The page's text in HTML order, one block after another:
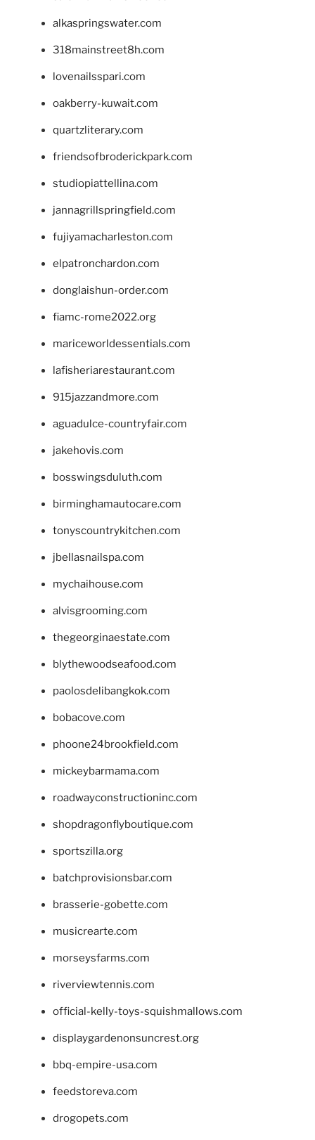
alkaspringswater.com
318mainstreet8h.com
lovenailsspari.com
oakberry-kuwait.com
quartzliterary.com
friendsofbroderickpark.com
studiopiattellina.com
jannagrillspringfield.com
fujiyamacharleston.com
elpatronchardon.com
donglaishun-order.com
fiamc-rome2022.org
mariceworldessentials.com
lafisheriarestaurant.com
915jazzandmore.com
aguadulce-countryfair.com
jakehovis.com
bosswingsduluth.com
birminghamautocare.com
tonyscountrykitchen.com
jbellasnailspa.com
mychaihouse.com
alvisgrooming.com
thegeorginaestate.com
blythewoodseafood.com
paolosdelibangkok.com
bobacove.com
phoone24brookfield.com
mickeybarmama.com
roadwayconstructioninc.com
shopdragonflyboutique.com
sportszilla.org
batchprovisionsbar.com
brasserie-gobette.com
musicrearte.com
morseysfarms.com
riverviewtennis.com
official-kelly-toys-squishmallows.com
displaygardenonsuncrest.org
bbq-empire-usa.com
feedstoreva.com
drogopets.com